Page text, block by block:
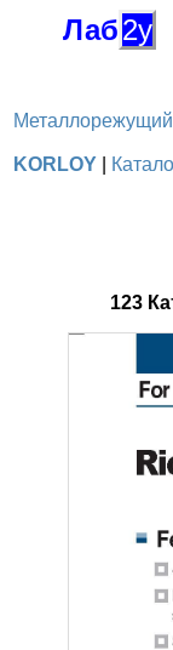
Лаб2у
Металлорежущий
KORLOY
123